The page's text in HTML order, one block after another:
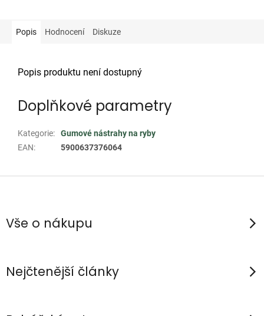
Popis Hodnocení Diskuze
Popis produktu není dostupný
Doplňkové parametry
Kategorie:
Gumové nástrahy na ryby
EAN: 5900637376064
Z
pVše o nákupu
Nejčtenější články